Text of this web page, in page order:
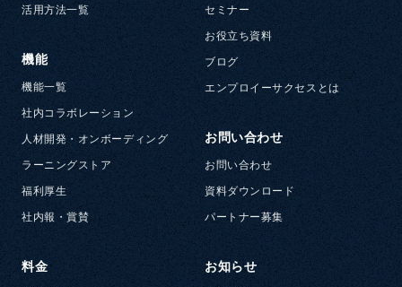
活用方法一覧
機能
機能一覧
社内コラボレーション
人材開発・オンボーディング
ラーニングストア
福利厚生
社内報・賞賛
料金
セミナー
お役立ち資料
ブログ
エンプロイーサクセスとは
お問い合わせ
お問い合わせ
資料ダウンロード
パートナー募集
お知らせ